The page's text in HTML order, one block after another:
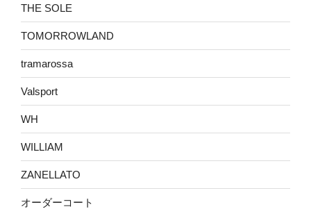
THE SOLE
TOMORROWLAND
tramarossa
Valsport
WH
WILLIAM
ZANELLATO
オーダーコート